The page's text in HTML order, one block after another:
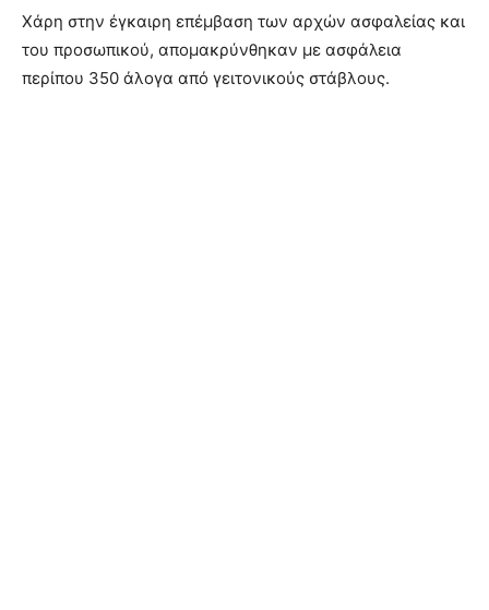
Χάρη στην έγκαιρη επέμβαση των αρχών ασφαλείας και
του προσωπικού, απομακρύνθηκαν με ασφάλεια
περίπου 350 άλογα από γειτονικούς στάβλους.